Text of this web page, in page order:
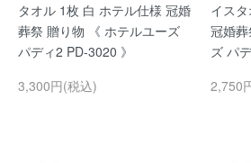
タオル 1枚 白 ホテル仕様 冠婚
葬祭 贈り物 《 ホテルユーズ
パディ2 PD-3020 》
3,300円(税込)
イス
冠婚
ズ パ
2,750